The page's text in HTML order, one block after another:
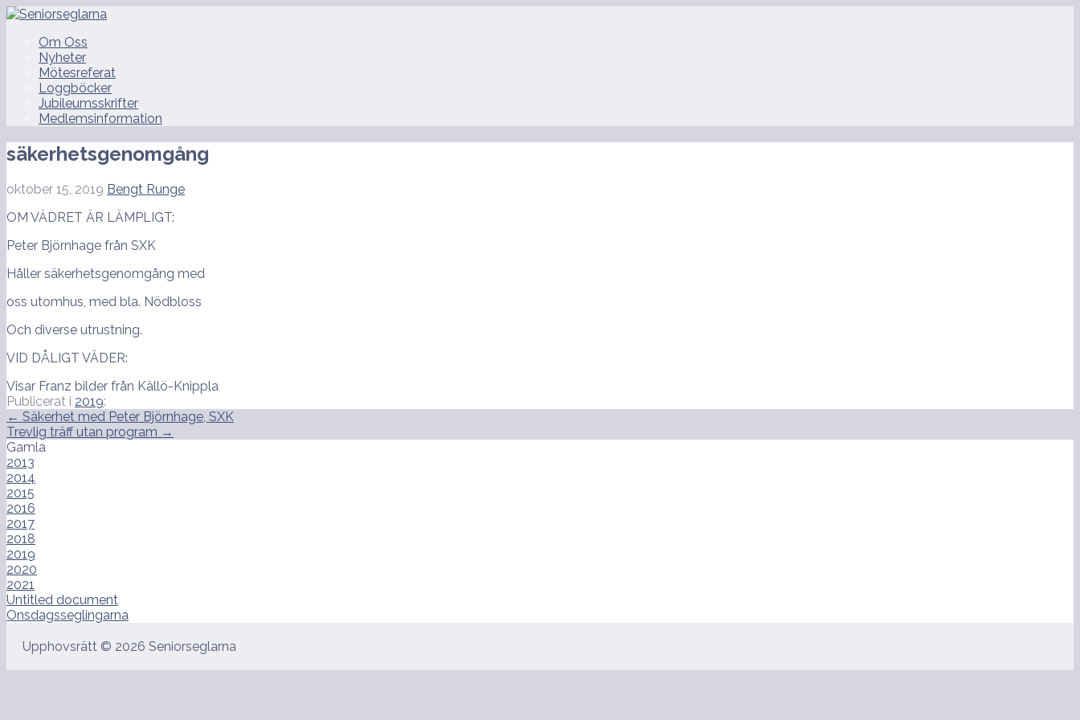
Hoppa
innehållOm Oss
Nyheter
Mötesreferat
Loggböcker
Jubileumsskrifter
Medlemsinformation
säkerhetsgenomgång
oktober 15, 2019 Bengt Runge
OM VÄDRET ÄR LÄMPLIGT:
Peter Björnhage från SXK
Håller säkerhetsgenomgång med
oss utomhus, med bla. Nödbloss
Och diverse utrustning.
VID DÅLIGT VÄDER:
Visar Franz bilder från Källö-Knippla
Publicerat i 2019:
Inläggsnavigering
← Säkerhet med Peter Björnhage, SXK
Trevlig träff utan program →
Gamla
2013
2014
2015
2016
2017
2018
2019
2020
2021
Untitled document
Onsdagsseglingarna
Upphovsrätt © 2026 Seniorseglarna